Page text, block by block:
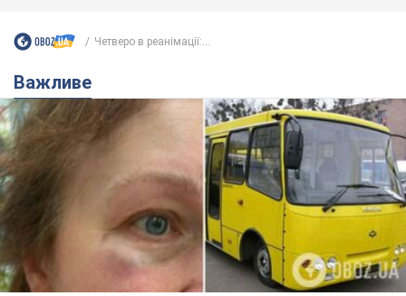
У Львові жінка спровокувала конфлікт,
розмовляючи російською мовою у маршрутці:
поліція склала адмінпротокол. Відео
На місце події прибули патрульні поліцейські та слідчо-
оперативна група
8,2 т.